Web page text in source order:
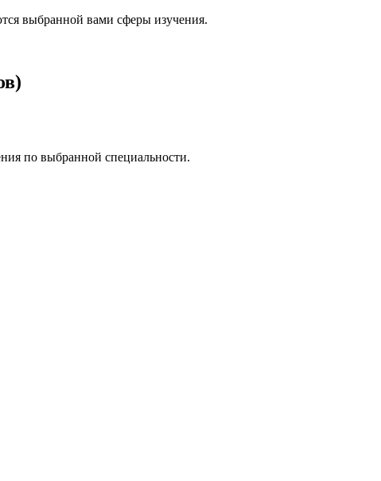
выбранной вами сферы изучения.
по выбранной специальности.